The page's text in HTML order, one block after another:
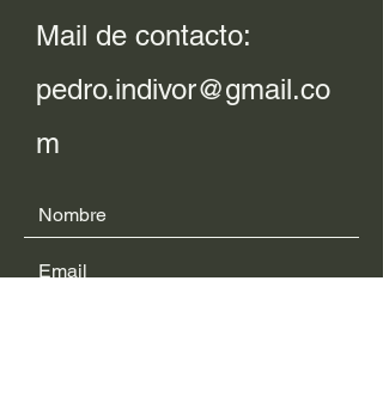
Mail de contacto:
pedro.indivor@gmail.co
m